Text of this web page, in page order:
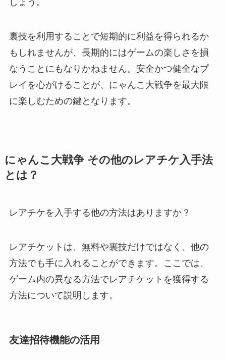
しょう。
裏技を利用することで短期的に利益を得られるか
もしれませんが、長期的にはゲームの楽しさを損
なうことにもなりかねません。安全かつ健全なプ
レイを心がけることが、にゃんこ大戦争を最大限
に楽しむための鍵となります。
にゃんこ大戦争 その他のレアチケ入手法
とは？
レアチケを入手する他の方法はありますか？
レアチケットは、無料や裏技だけではなく、他の
方法でも手に入れることができます。ここでは、
ゲーム内の異なる方法でレアチケットを獲得する
方法について説明します。
友達招待機能の活用